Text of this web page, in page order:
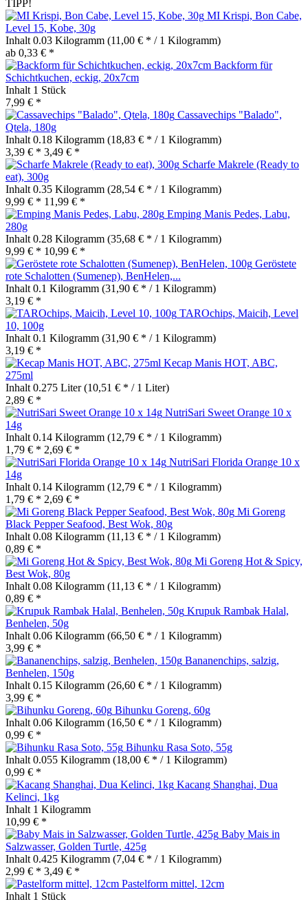
TIPP!
MI Krispi, Bon Cabe,
Level 15, Kobe, 30g
Inhalt 0.03 Kilogramm (11,00 € * / 1 Kilogramm)
ab 0,33 € *
Backform für
Schichtkuchen, eckig, 20x7cm
Inhalt 1 Stück
7,99 € *
Cassavechips "Balado",
Qtela, 180g
Inhalt 0.18 Kilogramm (18,83 € * / 1 Kilogramm)
3,39 € * 3,49 € *
Scharfe Makrele (Ready to
eat), 300g
Inhalt 0.35 Kilogramm (28,54 € * / 1 Kilogramm)
9,99 € * 11,99 € *
Emping Manis Pedes, Labu,
280g
Inhalt 0.28 Kilogramm (35,68 € * / 1 Kilogramm)
9,99 € * 10,99 € *
Geröstete
rote Schalotten (Sumenep), BenHelen,...
Inhalt 0.1 Kilogramm (31,90 € * / 1 Kilogramm)
3,19 € *
TAROchips, Maicih, Level
10, 100g
Inhalt 0.1 Kilogramm (31,90 € * / 1 Kilogramm)
3,19 € *
Kecap Manis HOT, ABC,
275ml
Inhalt 0.275 Liter(10,51 € * / 1 Liter)
2,89 € *
NutriSari Sweet Orange 10 x
14g
Inhalt 0.14 Kilogramm (12,79 € * / 1 Kilogramm)
1,79 € * 2,69 € *
NutriSari Florida Orange 10 x
14g
Inhalt 0.14 Kilogramm (12,79 € * / 1 Kilogramm)
1,79 € * 2,69 € *
Mi Goreng
Black Pepper Seafood, Best Wok, 80g
Inhalt 0.08 Kilogramm (11,13 € * / 1 Kilogramm)
0,89 € *
Mi Goreng Hot & Spicy,
Best Wok, 80g
Inhalt 0.08 Kilogramm (11,13 € * / 1 Kilogramm)
0,89 € *
Krupuk Rambak Halal,
Benhelen, 50g
Inhalt 0.06 Kilogramm (66,50 € * / 1 Kilogramm)
3,99 € *
Bananenchips, salzig,
Benhelen, 150g
Inhalt 0.15 Kilogramm (26,60 € * / 1 Kilogramm)
3,99 € *
Bihunku Goreng, 60g
Inhalt 0.06 Kilogramm (16,50 € * / 1 Kilogramm)
0,99 € *
Bihunku Rasa Soto, 55g
Inhalt 0.055 Kilogramm (18,00 € * / 1 Kilogramm)
0,99 € *
Kacang Shanghai, Dua
Kelinci, 1kg
Inhalt 1 Kilogramm
10,99 € *
Baby Mais in
Salzwasser, Golden Turtle, 425g
Inhalt 0.425 Kilogramm (7,04 € * / 1 Kilogramm)
2,99 € * 3,49 € *
Pastelform mittel, 12cm
Inhalt 1 Stück